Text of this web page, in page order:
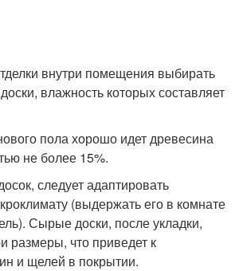
внутри помещения выбирать
влажность которых составляет
пола хорошо идет древесина
не более 15%.
следует адаптировать
(выдержать его в комнате
Сырые доски, после укладки,
размеры, что приведет к
и щелей в покрытии.